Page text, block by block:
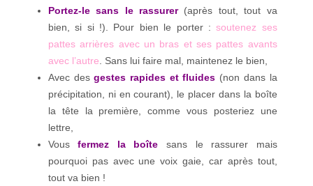
Portez-le sans le rassurer (après tout, tout va
bien, si si !). Pour bien le porter :soutenez ses
pattes arrières avec un bras et ses pattes avants
avec l’autre . Sans lui faire mal, maintenez le bien,
Avec desgestes rapides et fluides (non dans la
précipitation, ni en courant), le placer dans la boîte
la tête la première, comme vous posteriez une
lettre,
Vousfermez la boîte
sans le rassurer mais
pourquoi pas avec une voix gaie, car après tout,
tout va bien !